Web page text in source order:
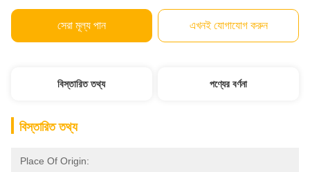
সেরা মূল্য পান এখনই যোগাযোগ করুন
বিস্তারিত তথ্য পণ্যের বর্ণনা
বিস্তারিত তথ্য
Place Of Origin: